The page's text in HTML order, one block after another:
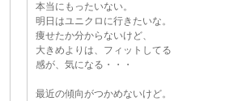
本当にもったいない。
明日はユニクロに行きたいな。
痩せたか分からないけど、
大きめよりは、フィットしてる
感が、気になる・・・
最近の傾向がつかめないけど。